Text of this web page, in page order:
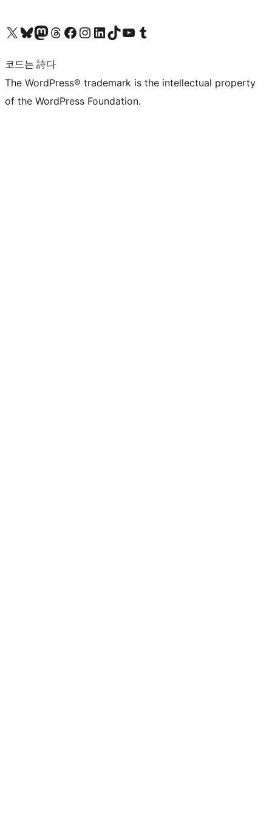
X(이전 트위터) 계정 방문하기블루스카이 계정 방문하기마스토돈 계정 방문하기스레드 계정 방문하기 페이스북 페이지 방문하기인스타그램 계정 방문하기 LinkedIn 계정 방문하기틱톡 계정 방문하기유튜브 채널 방문하기 텀블러 계정 방문하기
코드는 詩다
The WordPress® trademark is the intellectual property
of the WordPress Foundation.